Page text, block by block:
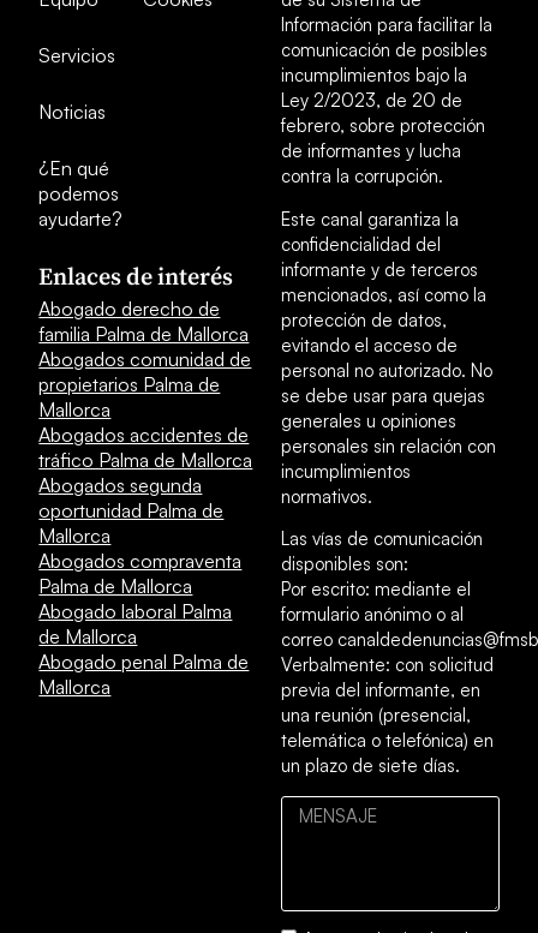
Servicios
Noticias
¿En qué
podemos
ayudarte?
Enlaces de interés
Abogado derecho de
familia Palma de Mallorca
Abogados comunidad de
propietarios Palma de
Mallorca
Abogados accidentes de
tráfico Palma de Mallorca
Abogados segunda
oportunidad Palma de
Mallorca
Abogados compraventa
Palma de Mallorca
Abogado laboral Palma
de Mallorca
Abogado penal Palma de
Mallorca
Información para facilitar la
comunicación de posibles
incumplimientos bajo la
Ley 2/2023, de 20 de
febrero, sobre protección
de informantes y lucha
contra la corrupción.
Este canal garantiza la
confidencialidad del
informante y de terceros
mencionados, así como la
protección de datos,
evitando el acceso de
personal no autorizado. No
se debe usar para quejas
generales u opiniones
personales sin relación con
incumplimientos
normativos.
Las vías de comunicación
disponibles son:
Por escrito: mediante el
formulario anónimo o al
correo
Verbalmente: con solicitud
previa del informante, en
una reunión (presencial,
telemática o telefónica) en
un plazo de siete días.